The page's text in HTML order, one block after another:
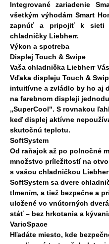
Integrované zariadenie
všetkým výhodám Smart
zapnúť a pripojiť k sieti
chladničky Liebherr.
Výkon a spotreba
Displej Touch & Swipe
Vaša chladnička Liebherr
Vďaka displeju Touch &
intuitívne a zvládlo by ho aj
na farebnom displeji
„SuperCool". S rovnakou
keď displej aktívne
skutočnú teplotu.
SoftSystem
Od raňajok až po polnočné
množstvo príležitostí na
s vašou chladničkou
SoftSystem sa dvere
tlmením, a tiež bezpečne a
uložené vo vnútorných
stáť – bez hrkotania a
VarioSpace
Hľadáte miesto, kde